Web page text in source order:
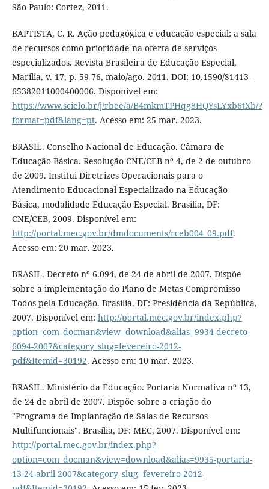
São Paulo: Cortez, 2011.
BAPTISTA, C. R. Ação pedagógica e educação especial: a sala
de recursos como prioridade na oferta de serviços
especializados. Revista Brasileira de Educação Especial,
Marília, v. 17, p. 59-76, maio/ago. 2011. DOI: 10.1590/S1413-
65382011000400006. Disponível em:
https://www.scielo.br/j/rbee/a/B4mkmTPHqg8HQYsLYxb6tXb/?
format=pdf&lang=pt. Acesso em: 25 mar. 2023.
BRASIL. Conselho Nacional de Educação. Câmara de
Educação Básica. Resolução CNE/CEB nº 4, de 2 de outubro
de 2009. Institui Diretrizes Operacionais para o
Atendimento Educacional Especializado na Educação
Básica, modalidade Educação Especial. Brasília, DF:
CNE/CEB, 2009. Disponível em:
http://portal.mec.gov.br/dmdocuments/rceb004_09.pdf.
Acesso em: 20 mar. 2023.
BRASIL. Decreto nº 6.094, de 24 de abril de 2007. Dispõe
sobre a implementação do Plano de Metas Compromisso
Todos pela Educação. Brasília, DF: Presidência da República,
2007. Disponível em: http://portal.mec.gov.br/index.php?
option=com_docman&view=download&alias=9934-decreto-
6094-2007&category_slug=fevereiro-2012-
pdf&Itemid=30192. Acesso em: 10 mar. 2023.
BRASIL. Ministério da Educação. Portaria Normativa nº 13,
de 24 de abril de 2007. Dispõe sobre a criação do
"Programa de Implantação de Salas de Recursos
Multifuncionais". Brasília, DF: MEC, 2007. Disponível em:
http://portal.mec.gov.br/index.php?
option=com_docman&view=download&alias=9935-portaria-
13-24-abril-2007&category_slug=fevereiro-2012-